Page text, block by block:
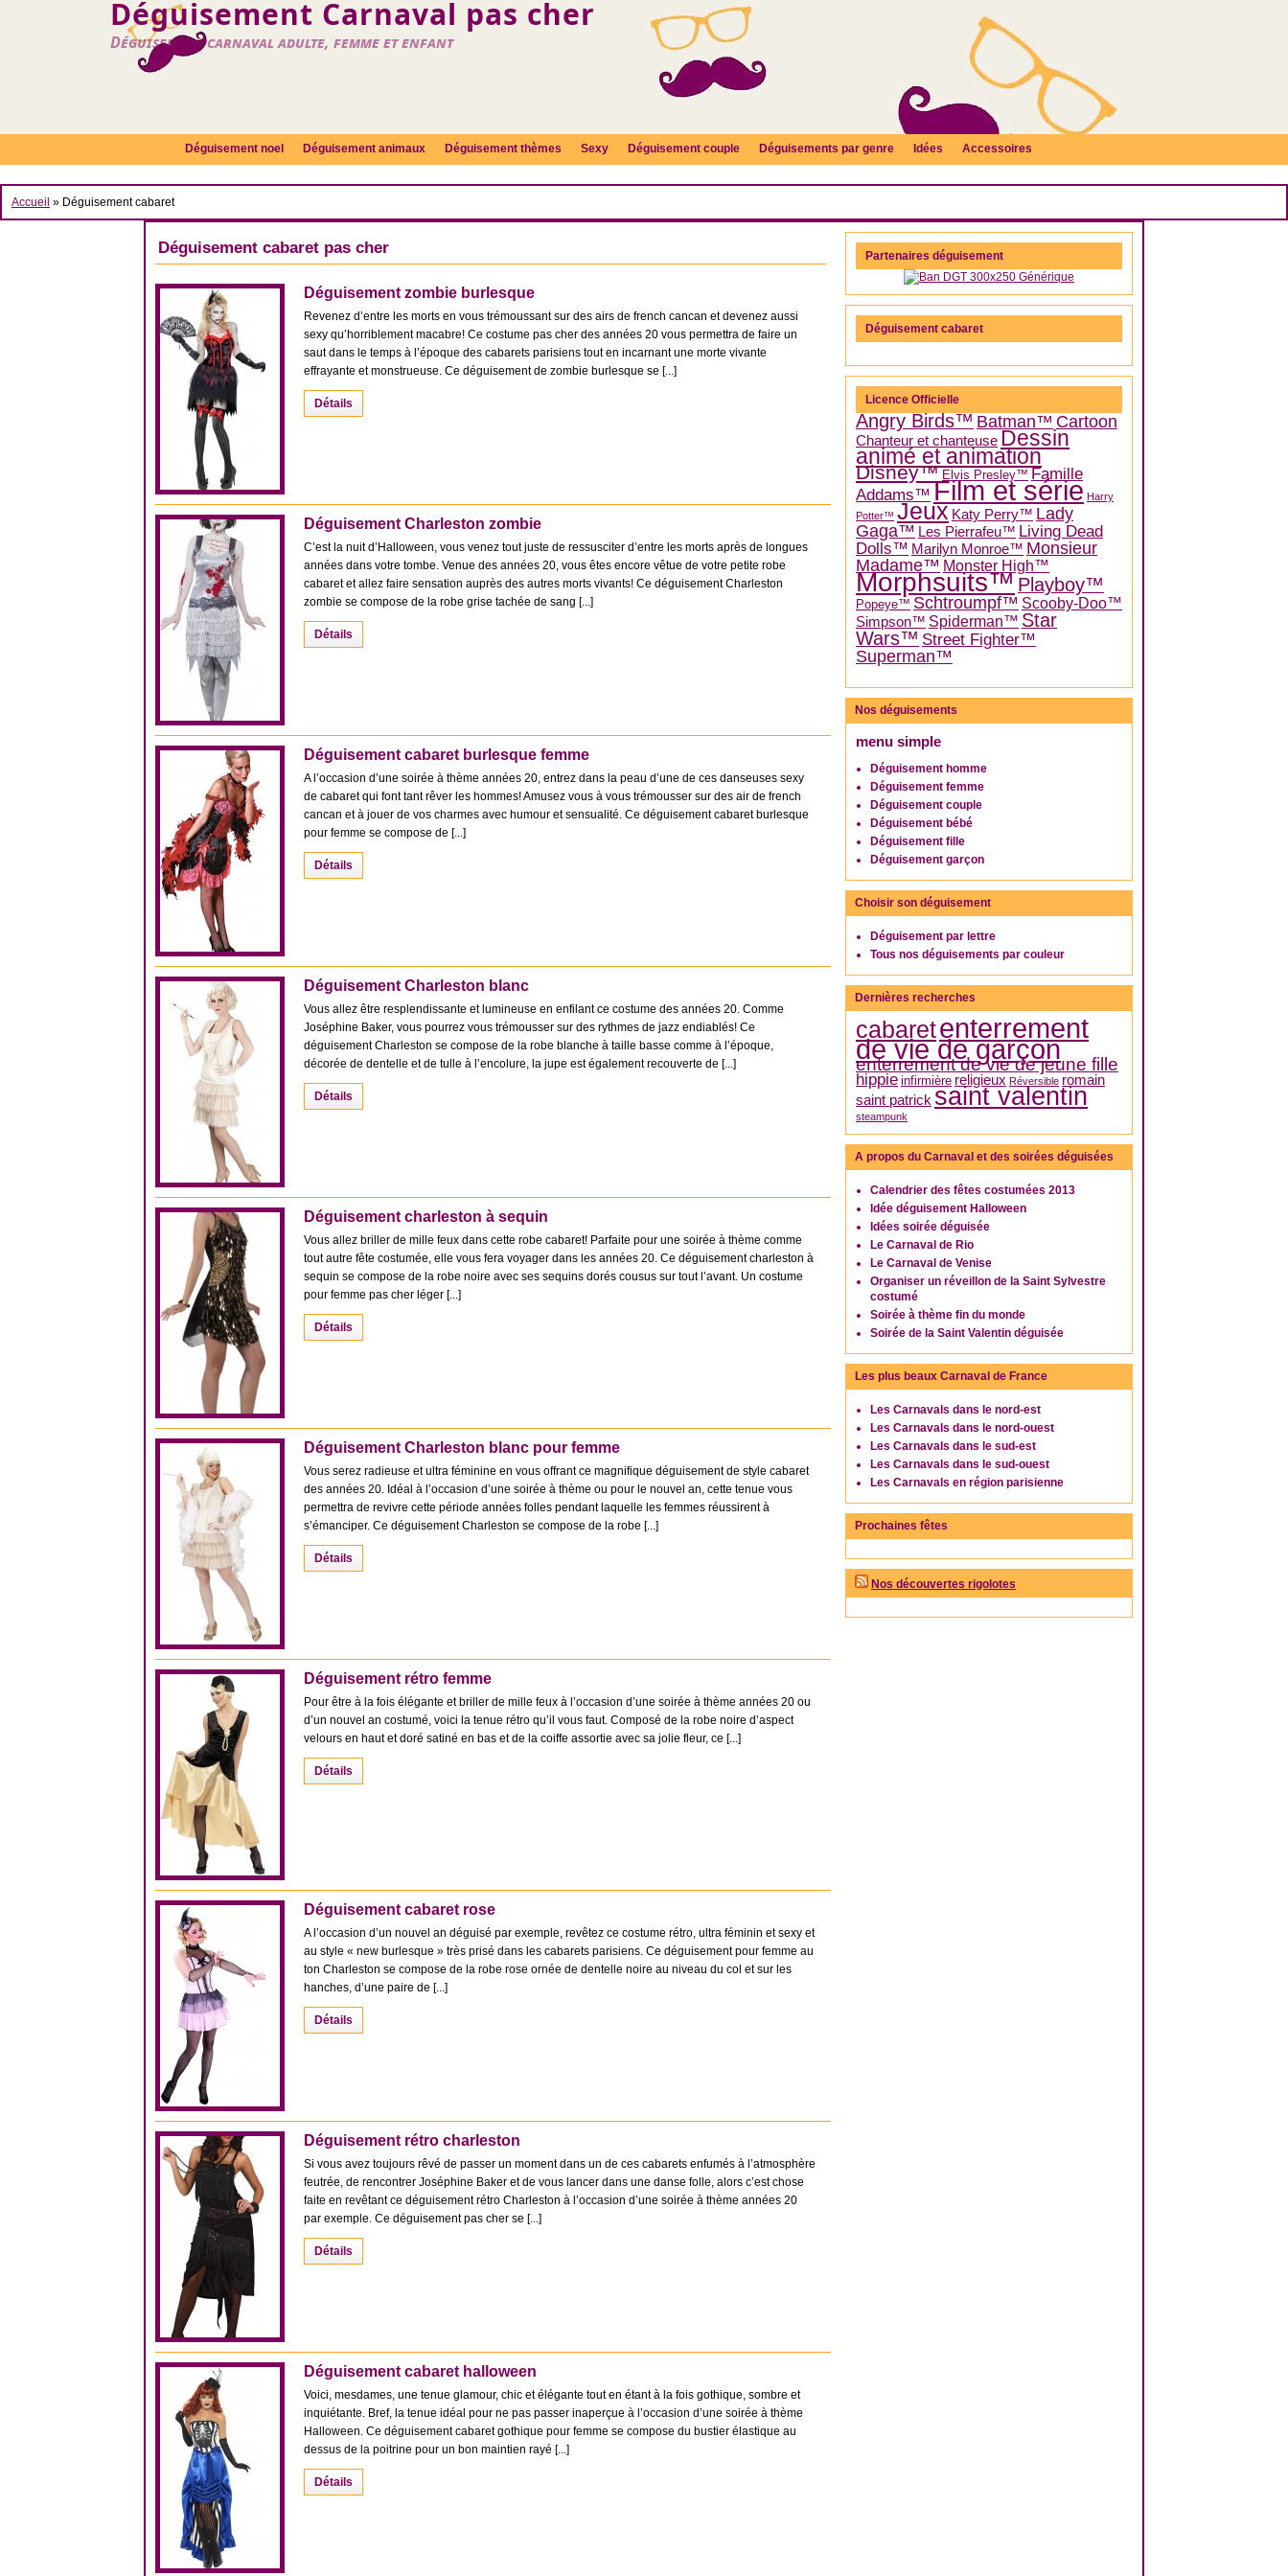
Déguisement Carnaval pas cher
Déguisement carnaval adulte, femme et enfant
Déguisement noel Déguisement animaux Déguisement thèmes Sexy Déguisement couple Déguisements par genre Idées Accessoires
Accueil » Déguisement cabaret
Déguisement cabaret pas cher
Déguisement zombie burlesque
Revenez d’entre les morts en vous trémoussant sur des airs de french cancan et devenez aussi
sexy qu’horriblement macabre! Ce costume pas cher des années 20 vous permettra de faire un
saut dans le temps à l’époque des cabarets parisiens tout en incarnant une morte vivante
effrayante et monstrueuse. Ce déguisement de zombie burlesque se [...]
Détails
Déguisement Charleston zombie
C’est la nuit d’Halloween, vous venez tout juste de ressusciter d’entre les morts après de longues
années dans votre tombe. Venue des années 20, vous êtes encore vêtue de votre petite robe
cabaret et allez faire sensation auprès des autres morts vivants! Ce déguisement Charleston
zombie se compose de la robe grise tachée de sang [...]
Détails
Déguisement cabaret burlesque femme
A l’occasion d’une soirée à thème années 20, entrez dans la peau d’une de ces danseuses sexy
de cabaret qui font tant rêver les hommes! Amusez vous à vous trémousser sur des air de french
cancan et à jouer de vos charmes avec humour et sensualité. Ce déguisement cabaret burlesque
pour femme se compose de [...]
Détails
Déguisement Charleston blanc
Vous allez être resplendissante et lumineuse en enfilant ce costume des années 20. Comme
Joséphine Baker, vous pourrez vous trémousser sur des rythmes de jazz endiablés! Ce
déguisement Charleston se compose de la robe blanche à taille basse comme à l’époque,
décorée de dentelle et de tulle à l’encolure, la jupe est également recouverte de [...]
Détails
Déguisement charleston à sequin
Vous allez briller de mille feux dans cette robe cabaret! Parfaite pour une soirée à thème comme
tout autre fête costumée, elle vous fera voyager dans les années 20. Ce déguisement charleston à
sequin se compose de la robe noire avec ses sequins dorés cousus sur tout l’avant. Un costume
pour femme pas cher léger [...]
Détails
Déguisement Charleston blanc pour femme
Vous serez radieuse et ultra féminine en vous offrant ce magnifique déguisement de style cabaret
des années 20. Idéal à l’occasion d’une soirée à thème ou pour le nouvel an, cette tenue vous
permettra de revivre cette période années folles pendant laquelle les femmes réussirent à
s’émanciper. Ce déguisement Charleston se compose de la robe [...]
Détails
Déguisement rétro femme
Pour être à la fois élégante et briller de mille feux à l’occasion d’une soirée à thème années 20 ou
d’un nouvel an costumé, voici la tenue rétro qu’il vous faut. Composé de la robe noire d’aspect
velours en haut et doré satiné en bas et de la coiffe assortie avec sa jolie fleur, ce [...]
Détails
Déguisement cabaret rose
A l’occasion d’un nouvel an déguisé par exemple, revêtez ce costume rétro, ultra féminin et sexy et
au style « new burlesque » très prisé dans les cabarets parisiens. Ce déguisement pour femme au
ton Charleston se compose de la robe rose ornée de dentelle noire au niveau du col et sur les
hanches, d’une paire de [...]
Détails
Déguisement rétro charleston
Si vous avez toujours rêvé de passer un moment dans un de ces cabarets enfumés à l’atmosphère
feutrée, de rencontrer Joséphine Baker et de vous lancer dans une danse folle, alors c’est chose
faite en revêtant ce déguisement rétro Charleston à l’occasion d’une soirée à thème années 20
par exemple. Ce déguisement pas cher se [...]
Détails
Déguisement cabaret halloween
Voici, mesdames, une tenue glamour, chic et élégante tout en étant à la fois gothique, sombre et
inquiétante. Bref, la tenue idéal pour ne pas passer inaperçue à l’occasion d’une soirée à thème
Halloween. Ce déguisement cabaret gothique pour femme se compose du bustier élastique au
dessus de la poitrine pour un bon maintien rayé [...]
Détails
Partenaires déguisement
Déguisement cabaret
Licence Officielle
Angry Birds™ Batman™ Cartoon
Chanteur et chanteuse Dessin
animé et animation
Disney™ Elvis Presley™ Famille
Addams™ Film et série Harry
Potter™ Jeux Katy Perry™ Lady
Gaga™ Les Pierrafeu™ Living Dead
Dolls™ Marilyn Monroe™ Monsieur
Madame™ Monster High™
Morphsuits™Playboy™
Popeye™ Schtroumpf™ Scooby-Doo™
Simpson™ Spiderman™ Star
Wars™ Street Fighter™
Superman™
Nos déguisements
menu simple
Déguisement homme
Déguisement femme
Déguisement couple
Déguisement bébé
Déguisement fille
Déguisement garçon
Choisir son déguisement
Déguisement par lettre
Tous nos déguisements par couleur
Dernières recherches
cabaretenterrement
de vie de garçon
enterrement de vie de jeune fille
hippie infirmière religieux Réversible romain
saint patrick saint valentin
steampunk
A propos du Carnaval et des soirées déguisées
Calendrier des fêtes costumées 2013
Idée déguisement Halloween
Idées soirée déguisée
Le Carnaval de Rio
Le Carnaval de Venise
Organiser un réveillon de la Saint Sylvestre
costumé
Soirée à thème fin du monde
Soirée de la Saint Valentin déguisée
Les plus beaux Carnaval de France
Les Carnavals dans le nord-est
Les Carnavals dans le nord-ouest
Les Carnavals dans le sud-est
Les Carnavals dans le sud-ouest
Les Carnavals en région parisienne
Prochaines fêtes
Nos découvertes rigolotes